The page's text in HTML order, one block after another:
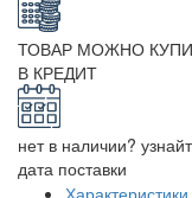
ТОВАР МОЖНО
В КРЕДИТ
нет в наличии?
дата поставки